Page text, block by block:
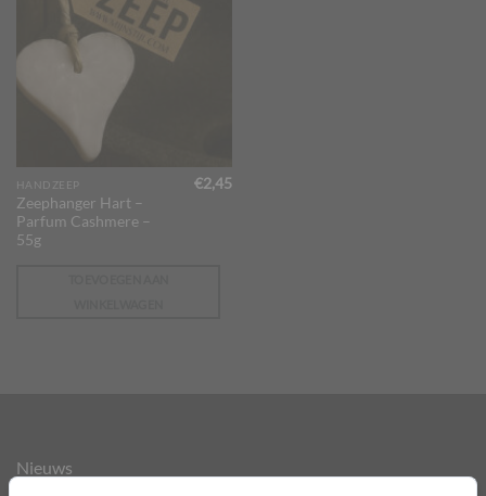
HANDZEEP
Zeephanger Hart –
Parfum Cashmere –
55g
€2,45
Nieuws